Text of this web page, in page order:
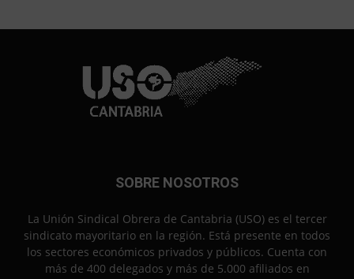
SOBRE NOSOTROS
La Unión Sindical Obrera de Cantabria (USO) es el tercer
sindicato mayoritario en la región. Está presente en todos
los sectores económicos privados y públicos. Cuenta con
más de 400 delegados y más de 5.000 afiliados en